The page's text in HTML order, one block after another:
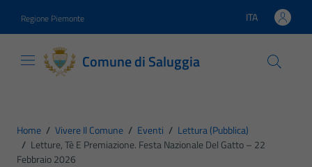
Regione Piemonte Lingua attiva:
ITA
Comune di Saluggia
Home / Vivere Il Comune / Eventi / Lettura (pubblica)
/ Letture, Tè E Premiazione. Festa Nazionale Del Gatto – 22
Febbraio 2026